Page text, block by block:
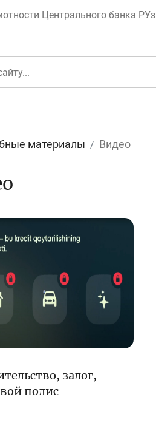
Центрального банка РУз
Бюджет
Денежно-кредитная
политика и ее
материалы Видео
залог,
полис